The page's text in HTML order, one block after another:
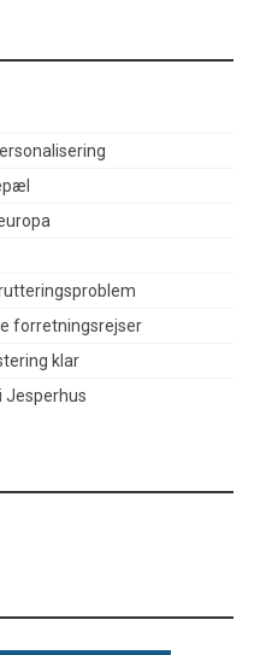
forretningsrejser
klar
Jesperhus